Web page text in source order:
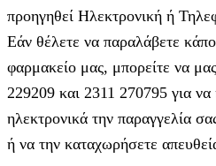
προηγηθεί Ηλεκτρονική ή
Εάν θέλετε να παραλάβετε
φαρμακείο μας, μπορείτε να
229209 και 2311 270795 για
ηλεκτρονικά την παραγγελία
ή να την καταχωρήσετε